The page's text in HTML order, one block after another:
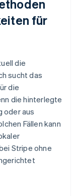
für
die
sucht das
die
die hinterlegte
oder aus
Fällen kann
Stripe ohne